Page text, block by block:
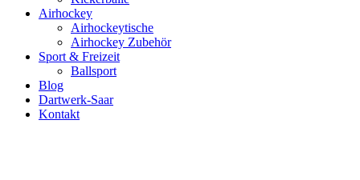
Airhockey
Airhockeytische
Airhockey Zubehör
Sport & Freizeit
Ballsport
Blog
Dartwerk-Saar
Kontakt